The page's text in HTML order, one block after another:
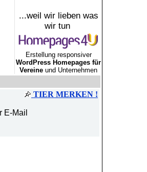
...weil wir lieben was
wir tun
Erstellung responsiver
WordPress Homepages für
Vereine und Unternehmen
TIER MERKEN !
E-Mail